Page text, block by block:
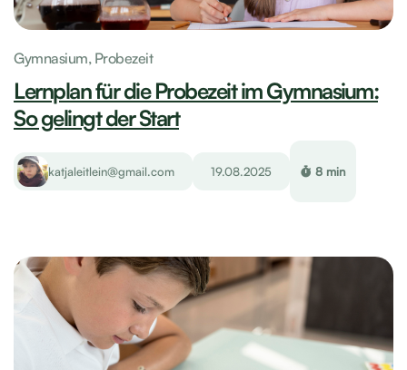
Gymnasium, Probezeit
Lernplan für die Probezeit im Gymnasium:
So gelingt der Start
katjaleitlein@gmail.com 19.08.2025 8 min